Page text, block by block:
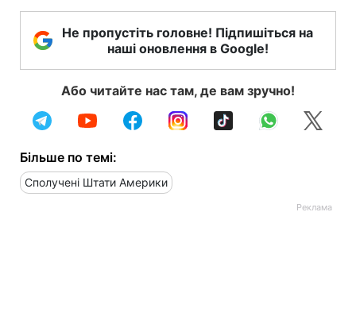
Не пропустіть головне! Підпишіться на
наші оновлення в Google!
Або читайте нас там, де вам зручно!
Більше по темі:
Сполучені Штати Америки